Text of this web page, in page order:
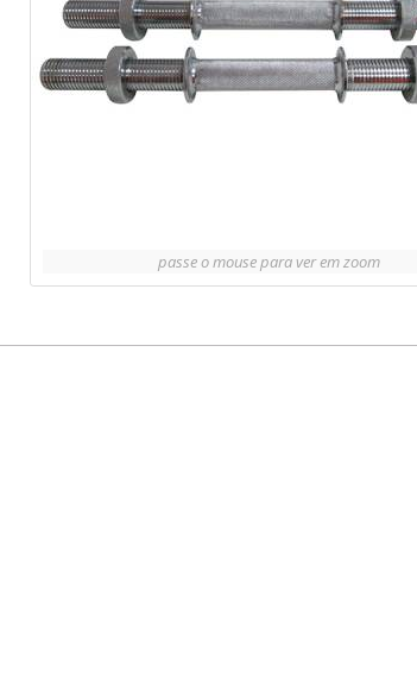
passe o mouse para ver em zoom